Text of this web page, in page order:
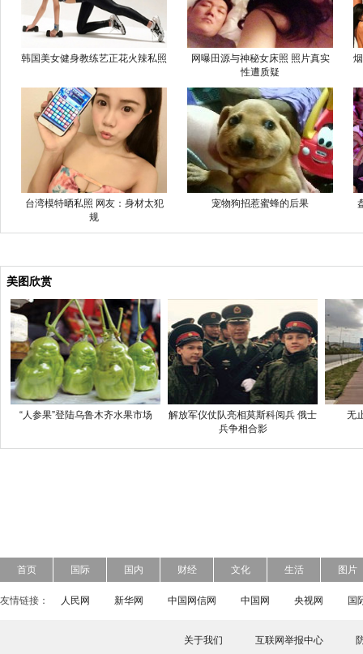
韩国美女健身教练艺正花火辣私照
网曝田源与神秘女床照 照片真实
性遭质疑
台湾模特晒私照 网友：身材太犯
规
宠物狗招惹蜜蜂的后果
美图欣赏
“人参果”登陆乌鲁木齐水果市场
解放军仪仗队亮相莫斯科阅兵 俄士
兵争相合影
无
首页 国际 国内 财经 文化 生活 图片
友情链接： 人民网 新华网 中国网信网 中国网 央视网 国
关于我们 互联网举报中心